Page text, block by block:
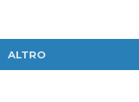
ALTRO